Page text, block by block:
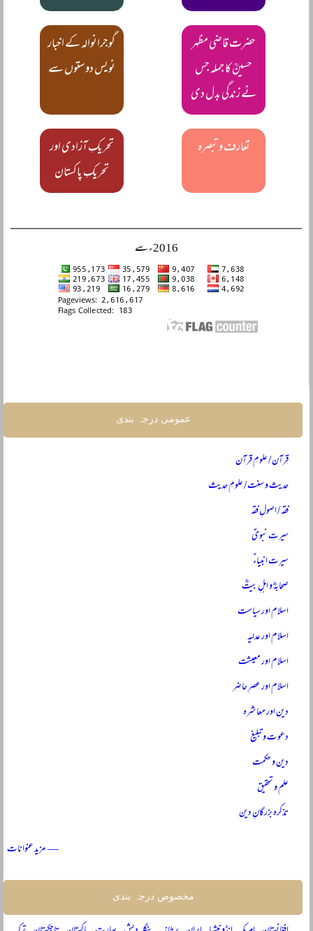
حضرت قاضی مظہر
حسینؒ کا جملہ جس
نے زندگی بدل دی
گوجرانوالہ کے اخبار
نویس دوستوں سے
تعارف و تبصرہ
تحریکِ آزادی اور
تحریکِ پاکستان
2016ء سے
عمومی درجہ بندی
قرآن / علومِ قرآن
حدیث و سنت / علومِ حدیث
فقہ / اصولِ فقہ
سیرتِ نبویؐ
سیرتِ انبیاءؑ
صحابہؓ و اہلِ بیتؓ
اسلام اور سیاست
اسلام اور عدلیہ
اسلام اور معیشت
اسلام اور عصرِ حاضر
دین اور معاشرہ
دعوت و تبلیغ
دین و حکمت
علم و تحقیق
تذکرہ بزرگانِ دین
— مزید عنوانات
مخصوص درجہ بندی